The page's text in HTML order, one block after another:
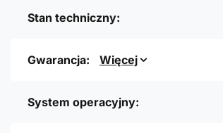
Stan techniczny:
Gwarancja: Więcej
System operacyjny: